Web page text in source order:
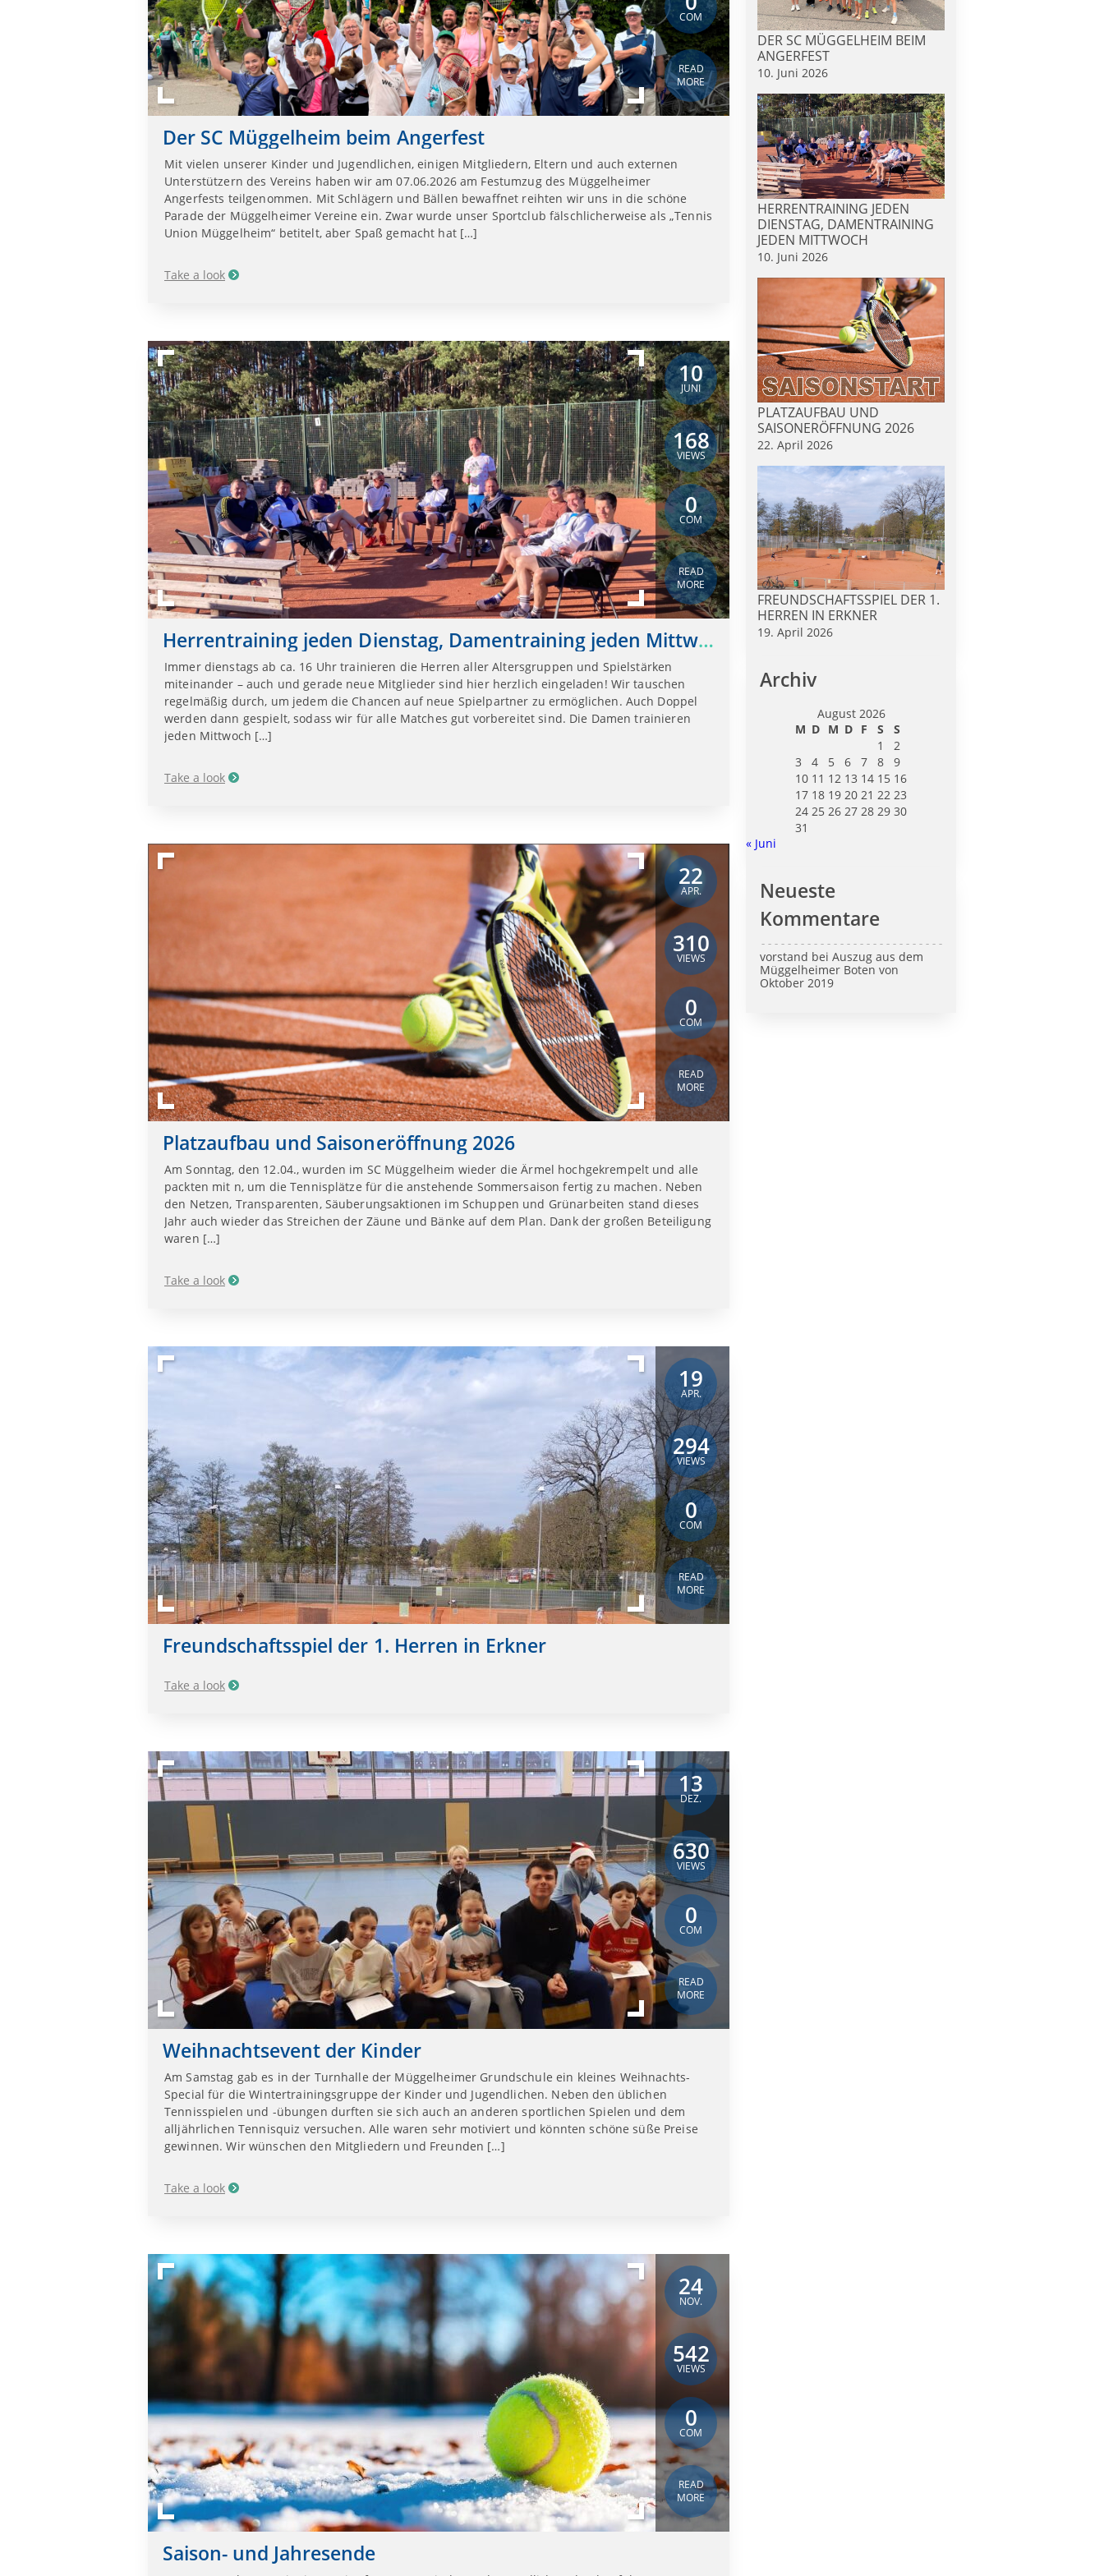
COM
READ
MORE
Der SC Müggelheim beim Angerfest
Mit vielen unserer Kinder und Jugendlichen, einigen Mitgliedern, Eltern und auch externen
Unterstützern des Vereins haben wir am 07.06.2026 am Festumzug des Müggelheimer
Angerfests teilgenommen. Mit Schlägern und Bällen bewaffnet reihten wir uns in die schöne
Parade der Müggelheimer Vereine ein. Zwar wurde unser Sportclub fälschlicherweise als „Tennis
Union Müggelheim“ betitelt, aber Spaß gemacht hat […]
Take a look
10
JUNI
168
VIEWS
0
COM
READ
MORE
Herrentraining jeden Dienstag, Damentraining jeden Mittwoch
Immer dienstags ab ca. 16 Uhr trainieren die Herren aller Altersgruppen und Spielstärken
miteinander – auch und gerade neue Mitglieder sind hier herzlich eingeladen! Wir tauschen
regelmäßig durch, um jedem die Chancen auf neue Spielpartner zu ermöglichen. Auch Doppel
werden dann gespielt, sodass wir für alle Matches gut vorbereitet sind. Die Damen trainieren
jeden Mittwoch […]
Take a look
22
APR.
310
VIEWS
0
COM
READ
MORE
Platzaufbau und Saisoneröffnung 2026
Am Sonntag, den 12.04., wurden im SC Müggelheim wieder die Ärmel hochgekrempelt und alle
packten mit n, um die Tennisplätze für die anstehende Sommersaison fertig zu machen. Neben
den Netzen, Transparenten, Säuberungsaktionen im Schuppen und Grünarbeiten stand dieses
Jahr auch wieder das Streichen der Zäune und Bänke auf dem Plan. Dank der großen Beteiligung
waren […]
Take a look
19
APR.
294
VIEWS
0
COM
READ
MORE
Freundschaftsspiel der 1. Herren in Erkner
Take a look
13
DEZ.
630
VIEWS
0
COM
READ
MORE
Weihnachtsevent der Kinder
Am Samstag gab es in der Turnhalle der Müggelheimer Grundschule ein kleines Weihnachts-
Special für die Wintertrainingsgruppe der Kinder und Jugendlichen. Neben den üblichen
Tennisspielen und -übungen durften sie sich auch an anderen sportlichen Spielen und dem
alljährlichen Tennisquiz versuchen. Alle waren sehr motiviert und könnten schöne süße Preise
gewinnen. Wir wünschen den Mitgliedern und Freunden […]
Take a look
24
NOV.
542
VIEWS
0
COM
READ
MORE
Saison- und Jahresende
DER SC MÜGGELHEIM BEIM
ANGERFEST
10. Juni 2026
HERRENTRAINING JEDEN
DIENSTAG, DAMENTRAINING
JEDEN MITTWOCH
10. Juni 2026
PLATZAUFBAU UND
SAISONERÖFFNUNG 2026
22. April 2026
FREUNDSCHAFTSSPIEL DER 1.
HERREN IN ERKNER
19. April 2026
Archiv
August 2026
M D M D F S
S
1
2
3
4 5 6 7 8
9
10 11 12 13 14 15 16
17 18 19 20 21 22 23
24 25 26 27 28 29 30
31
« Juni
Neueste
Kommentare
vorstand beiAuszug aus dem
Müggelheimer Boten von
Oktober 2019